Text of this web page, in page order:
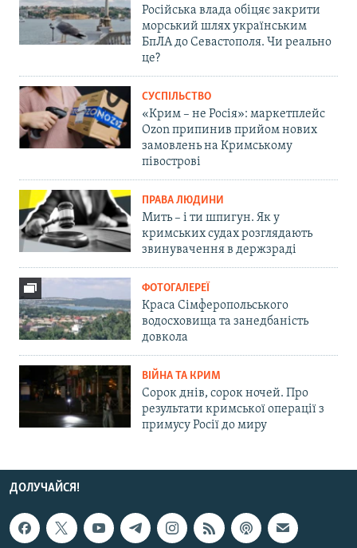
Російська влада обіцяє закрити
морський шлях українським
БпЛА до Севастополя. Чи реально
це?
СУСПІЛЬСТВО
«Крим – не Росія»: маркетплейс
Ozon припинив прийом нових
замовлень на Кримському
півострові
ПРАВА ЛЮДИНИ
Мить – і ти шпигун. Як у
кримських судах розглядають
звинувачення в держзраді
ФОТОГАЛЕРЕЇ
Краса Сімферопольського
водосховища та занедбаність
довкола
ВІЙНА ТА КРИМ
Сорок днів, сорок ночей. Про
результати кримської операції з
примусу Росії до миру
ДОЛУЧАЙСЯ!